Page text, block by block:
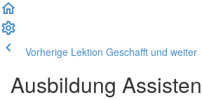
Vorherige Lektion Geschafft und weiter
Ausbildung